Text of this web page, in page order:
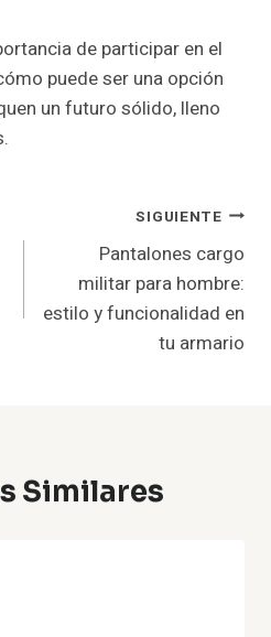
de participar en el
puede ser una opción
un futuro sólido, lleno
SIGUIENTE
Pantalones cargo
militar para hombre:
estilo y funcionalidad en
tu armario
Similares